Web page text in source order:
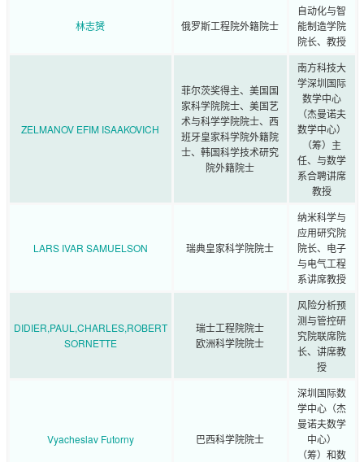
林志赟 俄罗斯工程院外籍院士
自动化与智
能制造学院
院长、教授
ZELMANOV EFIM ISAAKOVICH
菲尔茨奖得主、美国国
家科学院院士、美国艺
术与科学学院院士、西
班牙皇家科学院外籍院
士、韩国科学技术研究
院外籍院士
南方科技大
学深圳国际
数学中心
（杰曼诺夫
数学中心）
（筹）主
任、与数学
系合聘讲席
教授
LARS IVAR SAMUELSON 瑞典皇家科学院院士
纳米科学与
应用研究院
院长、电子
与电气工程
系讲席教授
DIDIER,PAUL,CHARLES,ROBERT
SORNETTE
瑞士工程院院士
欧洲科学院院士
风险分析预
测与管控研
究院联席院
长、讲席教
授
Vyacheslav Futorny 巴西科学院院士
深圳国际数
学中心（杰
曼诺夫数学
中心）
（筹）和数